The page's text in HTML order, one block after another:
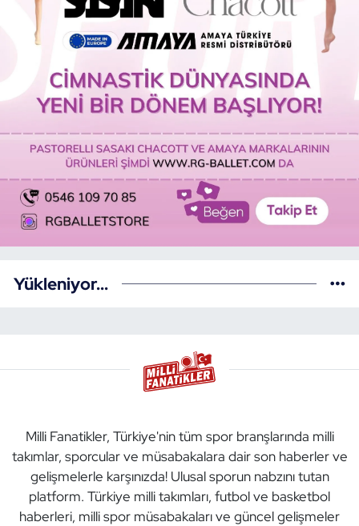
Yükleniyor...
Milli Fanatikler, Türkiye'nin tüm spor branşlarında milli
takımlar, sporcular ve müsabakalara dair son haberler ve
gelişmelerle karşınızda! Ulusal sporun nabzını tutan
platform. Türkiye milli takımları, futbol ve basketbol
haberleri, milli spor müsabakaları ve güncel gelişmeler